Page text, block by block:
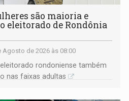
são maioria e
eleitorado de Rondônia
Agosto de 2026 às 08:00
rondoniense também
nas faixas adultas